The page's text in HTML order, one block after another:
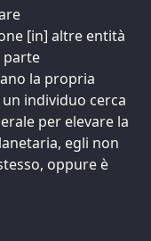
[in] altre entità
la propria
individuo cerca
per elevare la
egli non
oppure è